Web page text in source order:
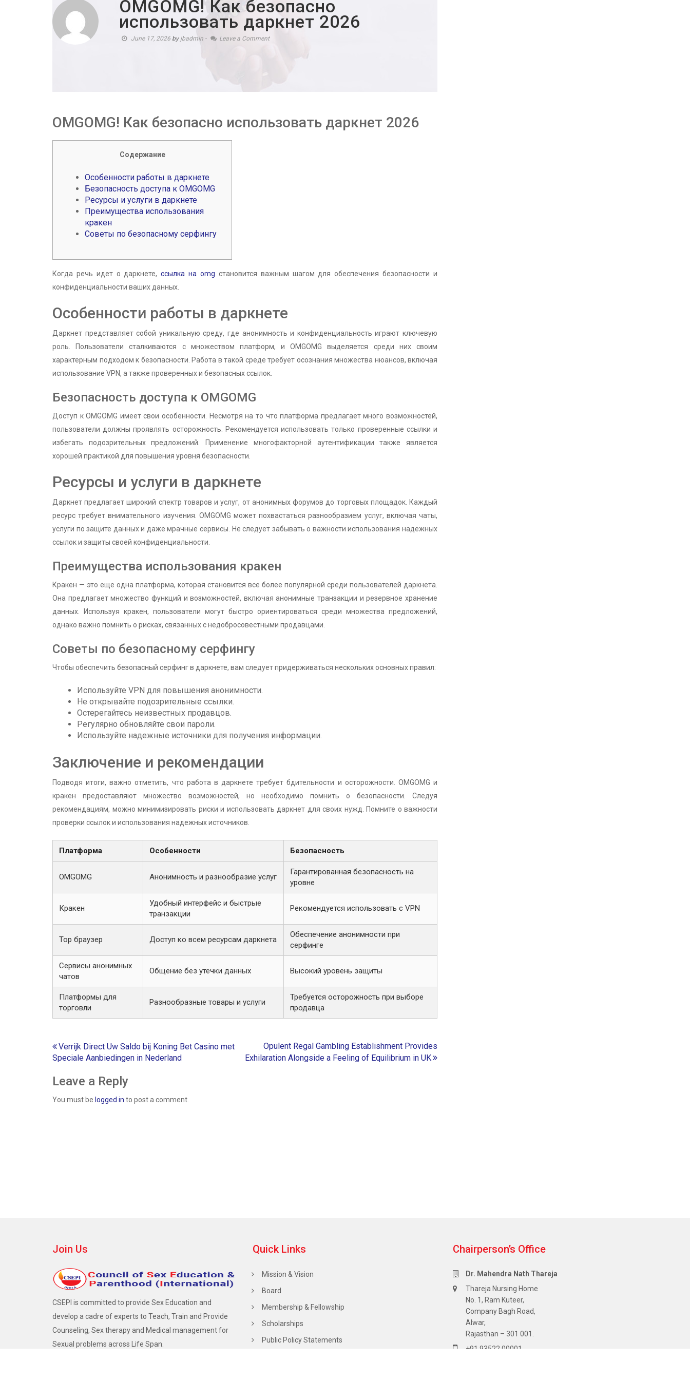
OMGOMG! Как безопасно
использовать даркнет 2026
June 17, 2026by jbadmin - Leave a Comment
OMGOMG! Как безопасно использовать даркнет 2026
Содержание
Особенности работы в даркнете
Безопасность доступа к OMGOMG
Ресурсы и услуги в даркнете
Преимущества использования
кракен
Советы по безопасному серфингу
Когда речь идет о даркнете,ссылка на omg становится важным шагом для обеспечения безопасности и
конфиденциальности ваших данных.
Особенности работы в даркнете
Даркнет представляет собой уникальную среду, где анонимность и конфиденциальность играют ключевую
роль. Пользователи сталкиваются с множеством платформ, и OMGOMG выделяется среди них своим
характерным подходом к безопасности. Работа в такой среде требует осознания множества нюансов, включая
использование VPN, а также проверенных и безопасных ссылок.
Безопасность доступа к OMGOMG
Доступ к OMGOMG имеет свои особенности. Несмотря на то что платформа предлагает много возможностей,
пользователи должны проявлять осторожность. Рекомендуется использовать только проверенные ссылки и
избегать подозрительных предложений. Применение многофакторной аутентификации также является
хорошей практикой для повышения уровня безопасности.
Ресурсы и услуги в даркнете
Даркнет предлагает широкий спектр товаров и услуг, от анонимных форумов до торговых площадок. Каждый
ресурс требует внимательного изучения. OMGOMG может похвастаться разнообразием услуг, включая чаты,
услуги по защите данных и даже мрачные сервисы. Не следует забывать о важности использования надежных
ссылок и защиты своей конфиденциальности.
Преимущества использования кракен
Кракен — это еще одна платформа, которая становится все более популярной среди пользователей даркнета.
Она предлагает множество функций и возможностей, включая анонимные транзакции и резервное хранение
данных. Используя кракен, пользователи могут быстро ориентироваться среди множества предложений,
однако важно помнить о рисках, связанных с недобросовестными продавцами.
Советы по безопасному серфингу
Чтобы обеспечить безопасный серфинг в даркнете, вам следует придерживаться нескольких основных правил:
Используйте VPN для повышения анонимности.
Не открывайте подозрительные ссылки.
Остерегайтесь неизвестных продавцов.
Регулярно обновляйте свои пароли.
Используйте надежные источники для получения информации.
Заключение и рекомендации
Подводя итоги, важно отметить, что работа в даркнете требует бдительности и осторожности. OMGOMG и
кракен предоставляют множество возможностей, но необходимо помнить о безопасности. Следуя
рекомендациям, можно минимизировать риски и использовать даркнет для своих нужд. Помните о важности
проверки ссылок и использования надежных источников.
Платформа Особенности Безопасность
OMGOMG Анонимность и разнообразие услуг
Гарантированная безопасность на
уровне
Кракен
Удобный интерфейс и быстрые
транзакции
Рекомендуется использовать с VPN
Тор браузер Доступ ко всем ресурсам даркнета
Обеспечение анонимности при
серфинге
Сервисы анонимных
чатов
Общение без утечки данных Высокий уровень защиты
Платформы для
торговли
Разнообразные товары и услуги
Требуется осторожность при выборе
продавца
Post
navigation
Verrijk Direct Uw Saldo bij Koning Bet Casino met
Speciale Aanbiedingen in Nederland
Opulent Regal Gambling Establishment Provides
Exhilaration Alongside a Feeling of Equilibrium in UK
Leave a Reply
You must be logged in to post a comment.
Join Us
CSEPI is committed to provide Sex Education and
develop a cadre of experts to Teach, Train and Provide
Counseling, Sex therapy and Medical management for
Sexual problems across Life Span.
Quick Links
Mission & Vision
Board
Membership & Fellowship
Scholarships
Public Policy Statements
Chairperson’s Office
Dr. Mahendra Nath Thareja
Thareja Nursing Home
No. 1, Ram Kuteer,
Company Bagh Road,
Alwar,
Rajasthan – 301 001.
+91 93522 00001